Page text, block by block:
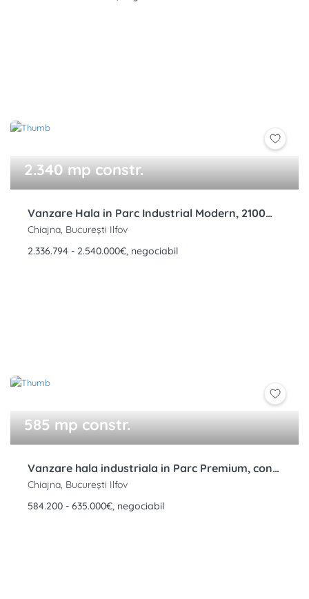
2.340 mp constr.
Vanzare Hala in Parc Industrial Modern, 2100mp, teren 4000-5500mp, Rudeni, Chitilia, Chiajna, DNCB
Chiajna, București Ilfov
2.336.794 - 2.540.000€, negociabil
585 mp constr.
Vanzare hala industriala in Parc Premium, concept unic, Chitila, Rudeni, Soseaua de Centura, Chiajna
Chiajna, București Ilfov
584.200 - 635.000€, negociabil